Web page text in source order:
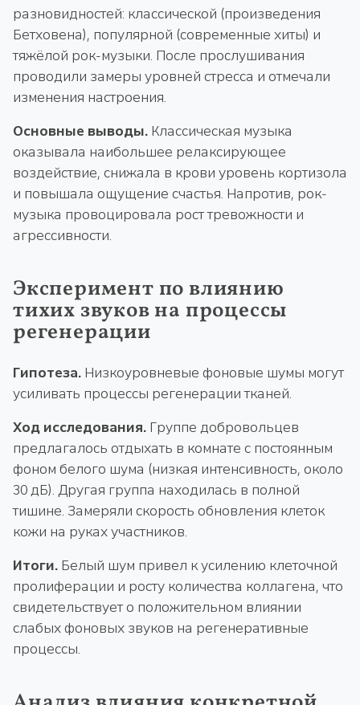
разновидностей: классической (произведения
Бетховена), популярной (современные хиты) и
тяжёлой рок-музыки. После прослушивания
проводили замеры уровней стресса и отмечали
изменения настроения.
Основные выводы. Классическая музыка
оказывала наибольшее релаксирующее
воздействие, снижала в крови уровень кортизола
и повышала ощущение счастья. Напротив, рок-
музыка провоцировала рост тревожности и
агрессивности.
Эксперимент по влиянию
тихих звуков на процессы
регенерации
Гипотеза. Низкоуровневые фоновые шумы могут
усиливать процессы регенерации тканей.
Ход исследования. Группе добровольцев
предлагалось отдыхать в комнате с постоянным
фоном белого шума (низкая интенсивность, около
30 дБ). Другая группа находилась в полной
тишине. Замеряли скорость обновления клеток
кожи на руках участников.
Итоги. Белый шум привел к усилению клеточной
пролиферации и росту количества коллагена, что
свидетельствует о положительном влиянии
слабых фоновых звуков на регенеративные
процессы.